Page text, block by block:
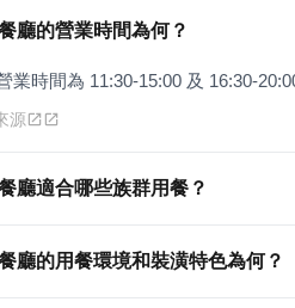
廳的營業時間為何？
業時間為 11:30-15:00 及 16:30-
源
廳適合哪些族群用餐？
廳的用餐環境和裝潢特色為何？